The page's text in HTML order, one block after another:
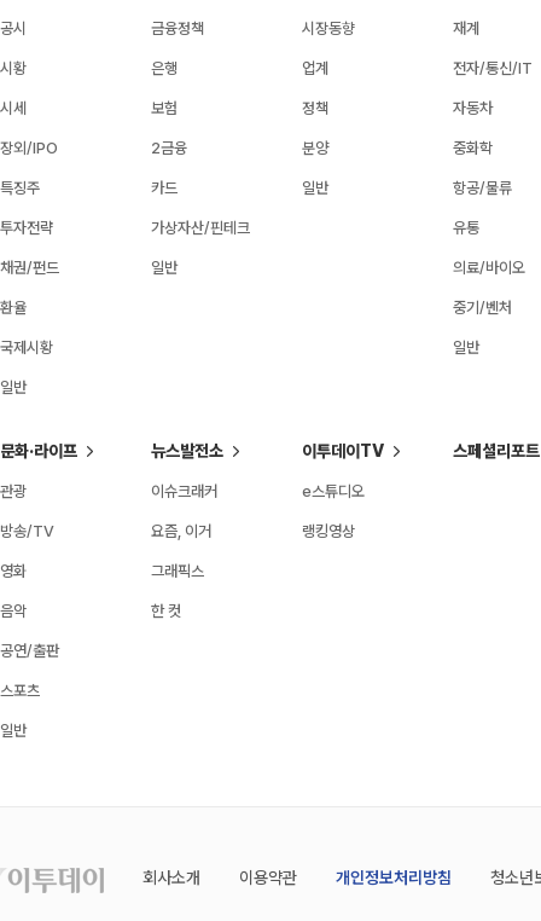
공시
시황
시세
장외/IPO
특징주
투자전략
채권/펀드
환율
국제시황
일반
금융정책
은행
보험
2금융
카드
가상자산/핀테크
일반
시장동향
업계
정책
분양
일반
재계
전자/통신/IT
자동차
중화학
항공/물류
유통
의료/바이오
중기/벤처
일반
문화·라이프
관광
방송/TV
영화
음악
공연/출판
스포츠
일반
뉴스발전소
이슈크래커
요즘, 이거
그래픽스
한 컷
이투데이TV
e스튜디오
랭킹영상
스페셜리포트
회사소개 이용약관 개인정보처리방침 청소년